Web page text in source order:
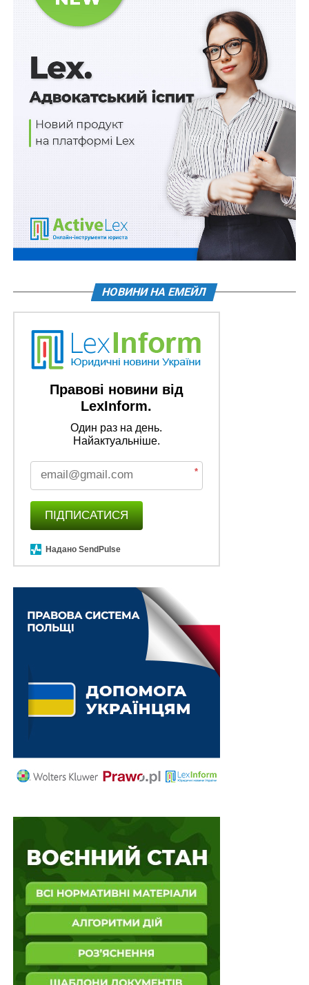
120 млн грн на компенсацію вартості авто для
осіб з інвалідністю внаслідок війни
НАСТУПНА
Латвія гарантуватиме безпеку Україні
Е-комунікацію з ТЦК пропонує запровадити
Європейська Бізнес Асоціація
НОВИНИ НА ЕМЕЙЛ
Правові новини від
LexInform.
Один раз на день.
Найактуальніше.
*
ПІДПИСАТИСЯ
Надано SendPulse